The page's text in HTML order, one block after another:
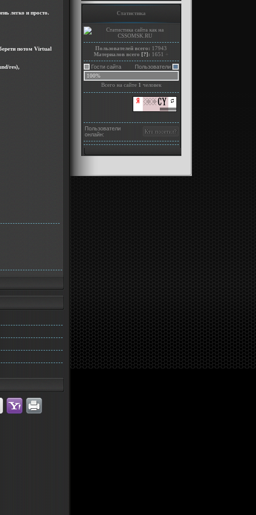
легко и просто.
потом Virtual
res),
Статистика
Пользователей всего: 17943
Материалов всего [?]: 1651 +
Гости сайта
Пользователи
100%
Всего на сайте 1 человек
Пользователи
онлайн: